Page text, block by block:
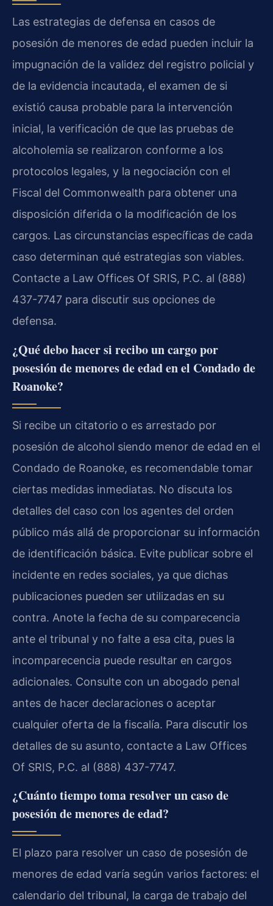
Las estrategias de defensa en casos de
posesión de menores de edad pueden incluir la
impugnación de la validez del registro policial y
de la evidencia incautada, el examen de si
existió causa probable para la intervención
inicial, la verificación de que las pruebas de
alcoholemia se realizaron conforme a los
protocolos legales, y la negociación con el
Fiscal del Commonwealth para obtener una
disposición diferida o la modificación de los
cargos. Las circunstancias específicas de cada
caso determinan qué estrategias son viables.
Contacte a Law Offices Of SRIS, P.C. al (888)
437-7747 para discutir sus opciones de
defensa.
¿Qué debo hacer si recibo un cargo por
posesión de menores de edad en el Condado de
Roanoke?
Si recibe un citatorio o es arrestado por
posesión de alcohol siendo menor de edad en el
Condado de Roanoke, es recomendable tomar
ciertas medidas inmediatas. No discuta los
detalles del caso con los agentes del orden
público más allá de proporcionar su información
de identificación básica. Evite publicar sobre el
incidente en redes sociales, ya que dichas
publicaciones pueden ser utilizadas en su
contra. Anote la fecha de su comparecencia
ante el tribunal y no falte a esa cita, pues la
incomparecencia puede resultar en cargos
adicionales. Consulte con un abogado penal
antes de hacer declaraciones o aceptar
cualquier oferta de la fiscalía. Para discutir los
detalles de su asunto, contacte a Law Offices
Of SRIS, P.C. al (888) 437-7747.
¿Cuánto tiempo toma resolver un caso de
posesión de menores de edad?
El plazo para resolver un caso de posesión de
menores de edad varía según varios factores: el
calendario del tribunal, la carga de trabajo del